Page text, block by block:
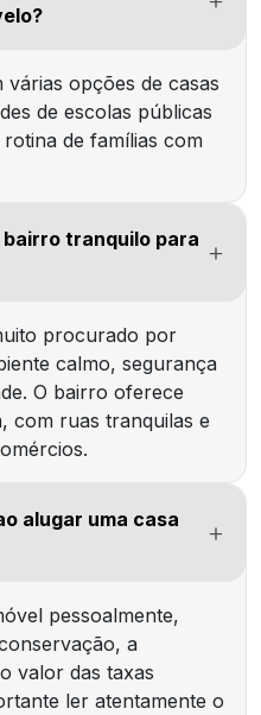
opções de casas
de escolas públicas
de famílias com
bairro tranquilo para
procurado por
calmo, segurança
O bairro oferece
com ruas tranquilas e
alugar uma casa
pessoalmente,
a
valor das taxas
ler atentamente o